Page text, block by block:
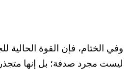
وفي الختام، فإن القوة الحالية
ليست مجرد صدفة؛ بل إنها